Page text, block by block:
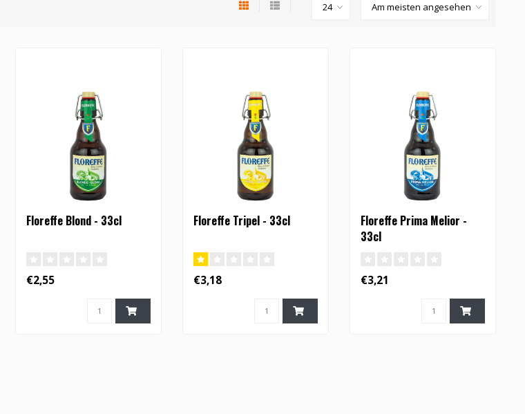
Floreffe Blond - 33cl
€2,55
Floreffe Tripel - 33cl
€3,18
Floreffe Prima Melior -
33cl
€3,21